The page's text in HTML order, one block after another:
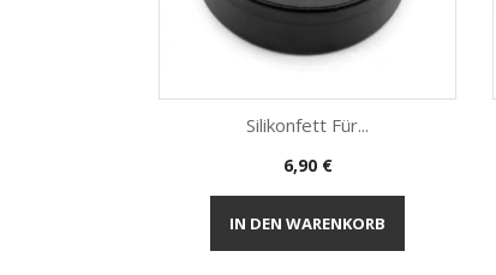
Vorschau
Silikonfett Für...
Preis
6,90 €
IN DEN WARENKORB